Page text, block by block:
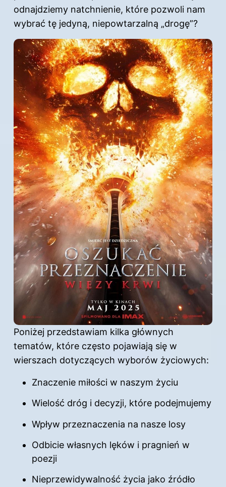
odnajdziemy natchnienie, które pozwoli nam
wybrać tę jedyną, niepowtarzalną „drogę”?
Poniżej przedstawiam kilka głównych
tematów, które często pojawiają się w
wierszach dotyczących wyborów życiowych:
Znaczenie miłości w naszym życiu
Wielość dróg i decyzji, które podejmujemy
Wpływ przeznaczenia na nasze losy
Odbicie własnych lęków i pragnień w
poezji
Nieprzewidywalność życia jako źródło